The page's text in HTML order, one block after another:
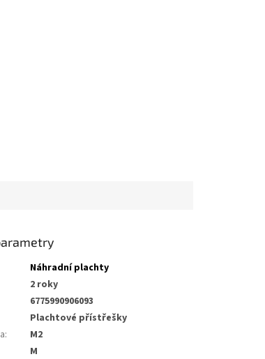
Náhradní plachty
2 roky
6775990906093
Plachtové přístřešky
:
m2
m